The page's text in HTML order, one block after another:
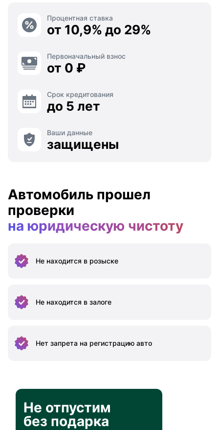
Процентная ставка
от 10,9% до 29%
Первоначальный взнос
от 0 ₽
Срок кредитования
до 5 лет
Ваши данные
защищены
Автомобиль прошел
проверки
на юридическую чистоту
Не находится в розыске
Не находится в залоге
Нет запрета на регистрацию авто
Не отпустим
без подарка